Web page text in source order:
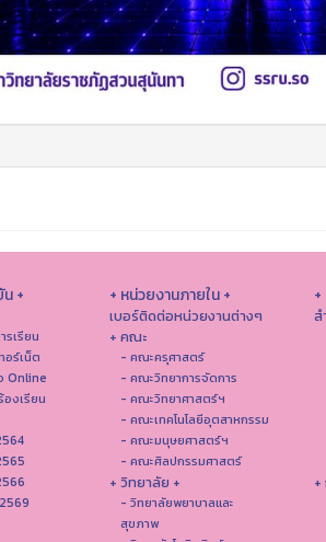
+
เรียน
อร์เน็ต
Online
งเรียน
+ หน่วยงานภายใน +
เบอร์ติดต่อหน่วยงานต่างๆ
+ คณะ
- คณะครุศาสตร์
- คณะวิทยาการจัดการ
- คณะวิทยาศาสตร์ฯ
- คณะเทคโนโลยีอุตสาหกรรม
- คณะมนุษยศาสตร์ฯ
- คณะศิลปกรรมศาสตร์
+ วิทยาลัย +
- วิทยาลัยพยาบาลและ
สุขภาพ
ส